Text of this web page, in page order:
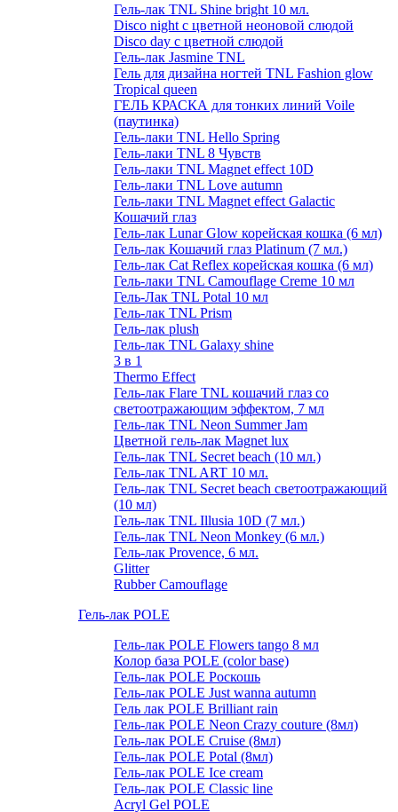
Гель-лак TNL Shine bright 10 мл.
Disco night с цветной неоновой слюдой
Disco day с цветной слюдой
Гель-лак Jasmine TNL
Гель для дизайна ногтей TNL Fashion glow
Tropical queen
ГЕЛЬ КРАСКА для тонких линий Voile
(паутинка)
Гель-лаки TNL Hello Spring
Гель-лаки TNL 8 Чувств
Гель-лаки TNL Magnet effect 10D
Гель-лаки TNL Love autumn
Гель-лаки TNL Magnet effect Galactic
Кошачий глаз
Гель-лак Lunar Glow корейская кошка (6 мл)
Гель-лак Кошачий глаз Platinum (7 мл.)
Гель-лак Cat Reflex корейская кошка (6 мл)
Гель-лаки TNL Camouflage Creme 10 мл
Гель-Лак TNL Potal 10 мл
Гель-лак TNL Prism
Гель-лак plush
Гель-лак TNL Galaxy shine
3 в 1
Thermo Effect
Гель-лак Flare TNL кошачий глаз со
светоотражающим эффектом, 7 мл
Гель-лак TNL Neon Summer Jam
Цветной гель-лак Magnet lux
Гель-лак TNL Secret beach (10 мл.)
Гель-лак TNL ART 10 мл.
Гель-лак TNL Secret beach светоотражающий
(10 мл)
Гель-лак TNL Illusia 10D (7 мл.)
Гель-лак TNL Neon Monkey (6 мл.)
Гель-лак Provence, 6 мл.
Glitter
Rubber Camouflage
Гель-лак POLE
Гель-лак POLE Flowers tango 8 мл
Колор база POLE (color base)
Гель-лак POLE Роскошь
Гель-лак POLE Just wanna autumn
Гель лак POLE Brilliant rain
Гель-лак POLE Neon Crazy couture (8мл)
Гель-лак POLE Cruise (8мл)
Гель-лак POLE Potal (8мл)
Гель-лак POLE Ice cream
Гель-лак POLE Classic line
Acryl Gel POLE